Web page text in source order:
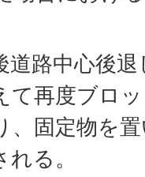
道路中心後
て再度ブロ
、固定物を
る。